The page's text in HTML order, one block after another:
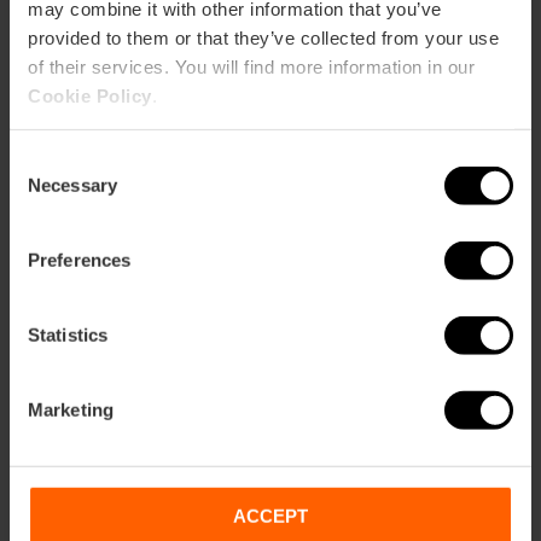
may combine it with other information that you’ve
provided to them or that they’ve collected from your use
of their services. You will find more information in our
Cookie Policy
Selection
Necessary
Preferences
Statistics
Marketing
ACCEPT
Dienstleistungen
Wie komme ich an?
Bus
Museo de Ciencias Naturales de Valencia, Jardines